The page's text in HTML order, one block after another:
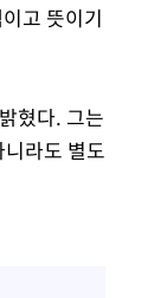
고 뜻이기
혔다. 그는
라도 별도